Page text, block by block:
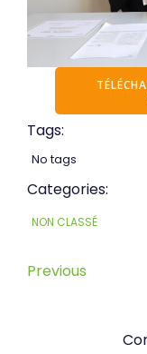
Tags:
No tags
Categories:
NON CLASSÉ
Previous